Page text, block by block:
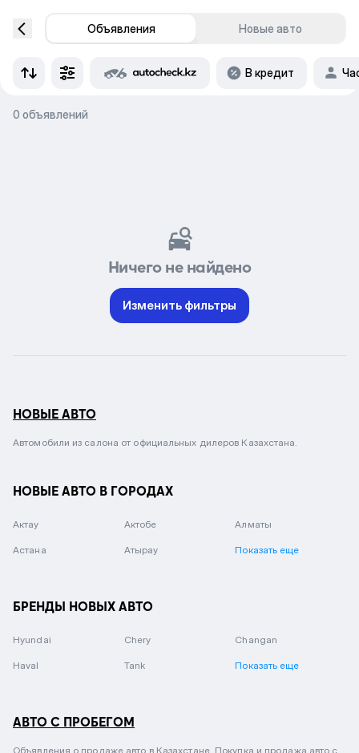
Объявления Новые авто
В кредит
0 объявлений
Ничего не найдено
Изменить фильтры
НОВЫЕ АВТО
Автомобили из салона от официальных дилеров Казахстана.
НОВЫЕ АВТО В ГОРОДАХ
Актау Актобе Алматы
Астана Атырау Показать еще
БРЕНДЫ НОВЫХ АВТО
Hyundai Chery Changan
Haval Tank Показать еще
АВТО С ПРОБЕГОМ
Объявления о продаже авто в Казахстане. Покупка и продажа авто с